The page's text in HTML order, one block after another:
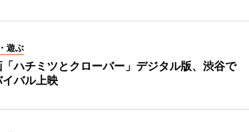
遊ぶ
ハチミツとクローバー」デジタル版、渋谷で
イバル上映